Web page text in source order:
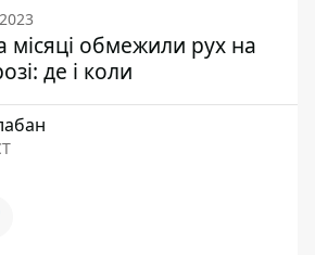
місяці обмежили рух на
де і коли